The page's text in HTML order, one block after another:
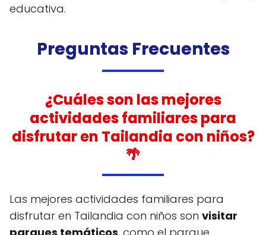
educativa.
Preguntas Frecuentes
¿Cuáles son las mejores
actividades familiares para
disfrutar en Tailandia con niños?
🌴
Las mejores actividades familiares para
disfrutar en Tailandia con niños son visitar